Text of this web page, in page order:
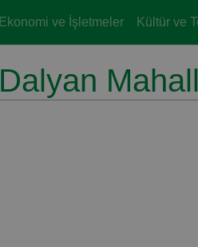
Ekonomi ve İşletmeler Kültür ve
Dalyan